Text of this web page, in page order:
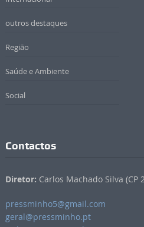
outros destaques
Região
Saúde e Ambiente
Social
Contactos
Diretor: Carlos Machado Silva (CP
pressminho5@gmail.com
geral@pressminho.pt